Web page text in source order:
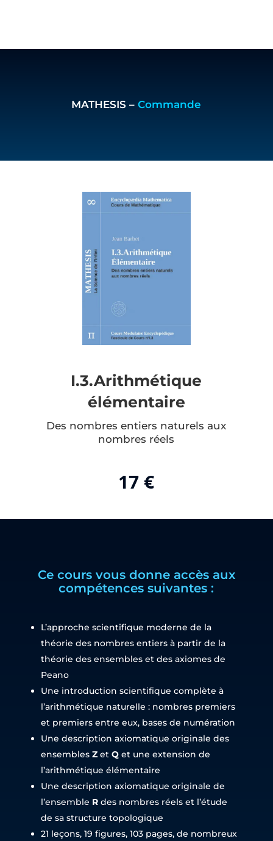
MATHESIS –Commande
I.3.Arithmétique
élémentaire
Des nombres entiers naturels aux
nombres réels
17 €
Ce cours vous donne accès aux
compétences suivantes :
L’approche scientifique moderne de la
théorie des nombres entiers à partir de la
théorie des ensembles et des axiomes de
Peano
Une introduction scientifique complète à
l’arithmétique naturelle : nombres premiers
et premiers entre eux, bases de numération
Une description axiomatique originale des
ensembles Zet Qet une extension de
l’arithmétique élémentaire
Une description axiomatique originale de
l’ensemble Rdes nombres réels et l’étude
de sa structure topologique
21 leçons, 19 figures, 103 pages, de nombreux